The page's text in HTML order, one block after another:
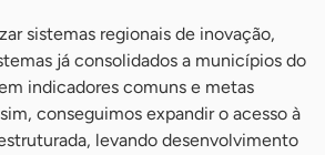
sistemas regionais de inovação,
já consolidados a municípios do
indicadores comuns e metas
conseguimos expandir o acesso à
levando desenvolvimento